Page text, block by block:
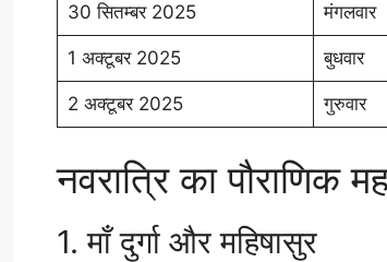
30 सितम्बर 2025 मंगलवार
1 अक्टूबर 2025 बुधवार
2 अक्टूबर 2025 गुरुवार
नवरात्रि का पौराणिक
1. माँ दुर्गा और महिषासुर